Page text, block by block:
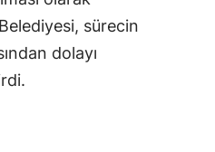
sürecin
dolayı